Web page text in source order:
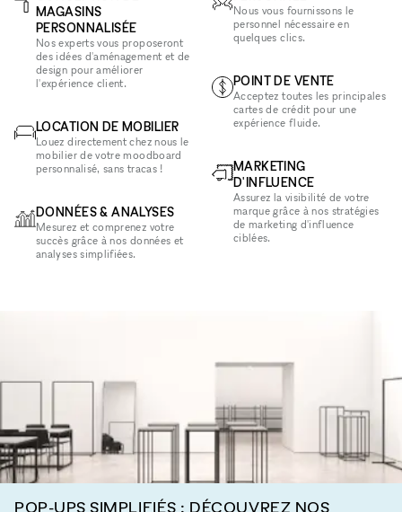
MAGASINS
PERSONNALISÉE
Nos experts vous proposeront
des idées d'aménagement et de
design pour améliorer
l'expérience client.
LOCATION DE MOBILIER
Louez directement chez nous le
mobilier de votre moodboard
personnalisé, sans tracas !
DONNÉES & ANALYSES
Mesurez et comprenez votre
succès grâce à nos données et
analyses simplifiées.
Nous vous fournissons le
personnel nécessaire en
quelques clics.
POINT DE VENTE
Acceptez toutes les principales
cartes de crédit pour une
expérience fluide.
MARKETING
D'INFLUENCE
Assurez la visibilité de votre
marque grâce à nos stratégies
de marketing d'influence
ciblées.
POP-UPS SIMPLIFIÉS : DÉCOUVREZ NOS